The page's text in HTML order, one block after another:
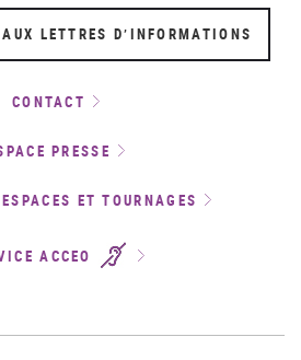
LETTRES D’INFORMATIONS
CONTACT
PRESSE
ET TOURNAGES
ACCEO